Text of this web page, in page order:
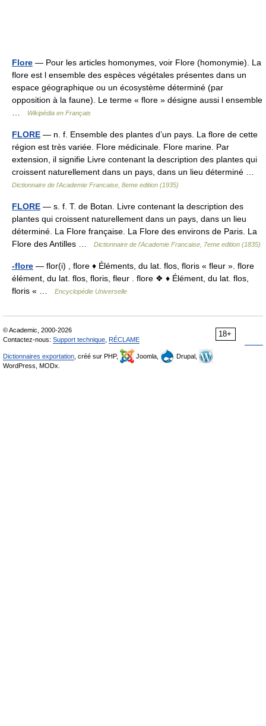
Flore — Pour les articles homonymes, voir Flore (homonymie). La
flore est l ensemble des espèces végétales présentes dans un
espace géographique ou un écosystème déterminé (par
opposition à la faune). Le terme « flore » désigne aussi l ensemble
Wikipédia en Français
FLORE — n. f. Ensemble des plantes d’un pays. La flore de cette
région est très variée. Flore médicinale. Flore marine. Par
extension, il signifie Livre contenant la description des plantes qui
croissent naturellement dans un pays, dans un lieu déterminé …
Dictionnaire de l'Academie Francaise, 8eme edition (1935)
FLORE — s. f. T. de Botan. Livre contenant la description des
plantes qui croissent naturellement dans un pays, dans un lieu
déterminé. La Flore française. La Flore des environs de Paris. La
Flore des Antilles …
Dictionnaire de l'Academie Francaise, 7eme edition (1835)
-flore — flor(i) , flore ♦ Éléments, du lat. flos, floris « fleur ». flore
élément, du lat. flos, floris, fleur . flore ❖ ♦ Élément, du lat. flos,
floris « …
Encyclopédie Universelle
18+
© Academic, 2000-2026
Contactez-nous: Support technique RÉCLAME
Dictionnaires exportation , créé sur PHP, Joomla,
Drupal,
WordPress, MODx.